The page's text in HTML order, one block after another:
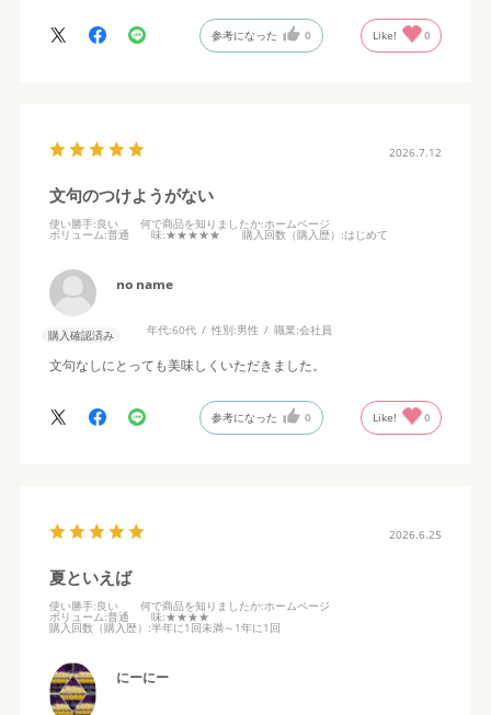
参考になった 0 Like! 0
2026.7.12
文句のつけようがない
使い勝手:良い 何で商品を知りましたか:ホームページ
ボリューム:普通 味:★★★★★ 購入回数（購入歴） :はじめて
no name
購入確認済み 年代:60代 性別:男性 職業:会社員
文句なしにとっても美味しくいただきました。
参考になった 0 Like! 0
2026.6.25
夏といえば
使い勝手:良い 何で商品を知りましたか:ホームページ
ボリューム:普通 味:★★★★
購入回数（購入歴） :半年に1回未満～1年に1回
にーにー